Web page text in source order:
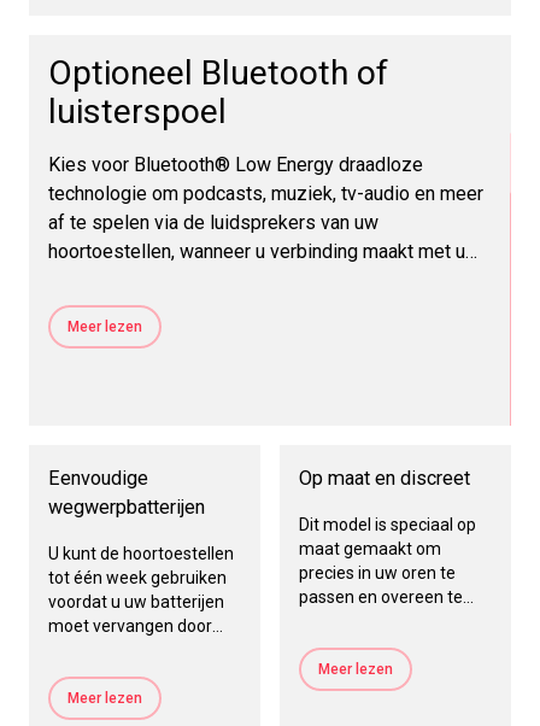
Optioneel Bluetooth of
luisterspoel
Kies voor Bluetooth® Low Energy draadloze
technologie om podcasts, muziek, tv-audio en meer
af te spelen via de luidsprekers van uw
hoortoestellen, wanneer u verbinding maakt met uw
om te profiteren van de voordelen van
ringleidingsystemen in kerken, bioscopen enz.
Meer lezen
Eenvoudige
wegwerpbatterijen
U kunt de hoortoestellen
tot één week gebruiken
voordat u uw batterijen
moet vervangen door
batterijen door nieuwe te
vervangen.
Meer lezen
Op maat en discreet
Dit model is speciaal op
maat gemaakt om
precies in uw oren te
passen en overeen te
huidskleur. Het biedt u
uitstekende comfort en
discretie.
Meer lezen